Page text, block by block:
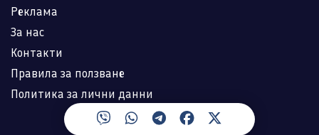
Реклама
За нас
Контакти
Правила за ползване
Политика за лични данни